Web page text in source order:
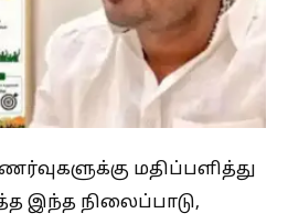
மதிப்பளித்து
நிலைப்பாடு,